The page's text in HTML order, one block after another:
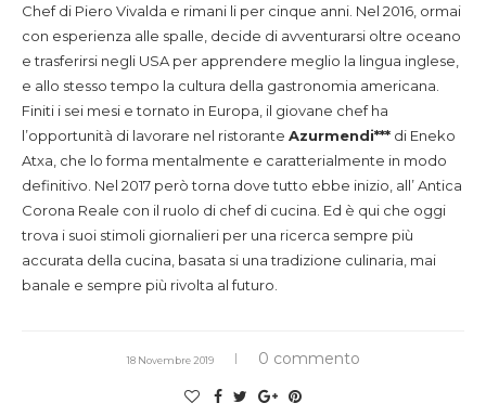
Chef di Piero Vivalda e rimani li per cinque anni. Nel 2016, ormai
con esperienza alle spalle, decide di avventurarsi oltre oceano
e trasferirsi negli USA per apprendere meglio la lingua inglese,
e allo stesso tempo la cultura della gastronomia americana.
Finiti i sei mesi e tornato in Europa, il giovane chef ha
l’opportunità di lavorare nel ristorante Azurmendi*** di Eneko
Atxa, che lo forma mentalmente e caratterialmente in modo
definitivo. Nel 2017 però torna dove tutto ebbe inizio, all’ Antica
Corona Reale con il ruolo di chef di cucina. Ed è qui che oggi
trova i suoi stimoli giornalieri per una ricerca sempre più
accurata della cucina, basata si una tradizione culinaria, mai
banale e sempre più rivolta al futuro.
18 Novembre 2019 0 commento